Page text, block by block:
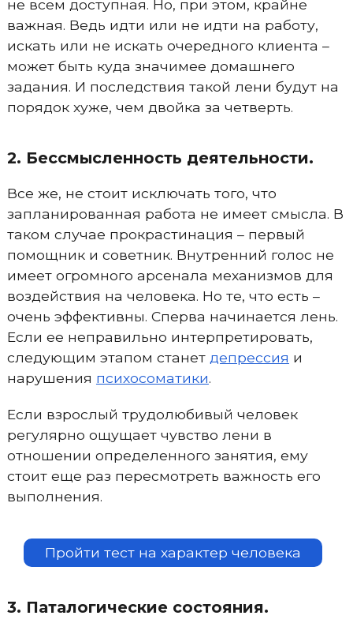
не всем доступная. Но, при этом, крайне
важная. Ведь идти или не идти на работу,
искать или не искать очередного клиента –
может быть куда значимее домашнего
задания. И последствия такой лени будут на
порядок хуже, чем двойка за четверть.
2. Бессмысленность деятельности.
Все же, не стоит исключать того, что
запланированная работа не имеет смысла. В
таком случае прокрастинация – первый
помощник и советник. Внутренний голос не
имеет огромного арсенала механизмов для
воздействия на человека. Но те, что есть –
очень эффективны. Сперва начинается лень.
Если ее неправильно интерпретировать,
следующим этапом станет депрессия и
нарушения психосоматики.
Если взрослый трудолюбивый человек
регулярно ощущает чувство лени в
отношении определенного занятия, ему
стоит еще раз пересмотреть важность его
выполнения.
Пройти тест на характер человека
3. Паталогические состояния.